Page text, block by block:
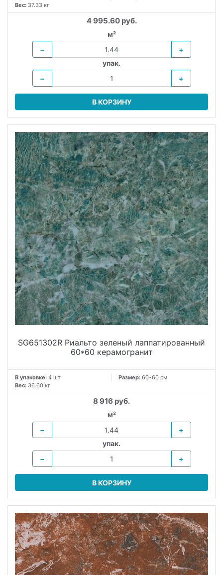
Вес: 37.33 кг
4 995.60 руб.
м²
−
+
упак.
−
+
В КОРЗИНУ
SG651302R Риальто зеленый лаппатированный
60*60 керамогранит
В упаковке: 4 шт Размер: 60*60 см
Вес: 36.60 кг
8 916 руб.
м²
−
+
упак.
−
+
В КОРЗИНУ